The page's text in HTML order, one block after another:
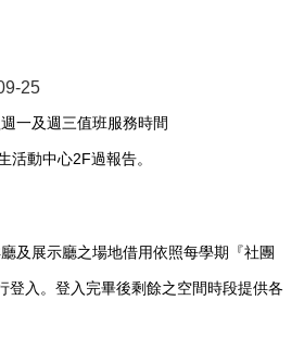
25
一及週三值班服務時間
活動中心2F過報告。
及展示廳之場地借用依照每學期『社團
登入。登入完畢後剩餘之空間時段提供各